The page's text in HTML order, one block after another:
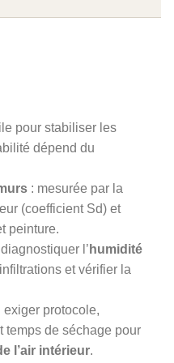
pour stabiliser les
dépend du
: mesurée par la
(coefficient Sd) et
peinture.
l’ humidité
et vérifier la
exiger protocole,
temps de séchage pour
l’air intérieur.